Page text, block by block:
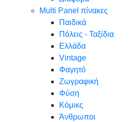
Multi Panel πίνακες
Παιδικά
Πόλεις - Ταξίδια
Ελλάδα
Vintage
Φαγητό
Ζωγραφική
Φύση
Κόμικς
Άνθρωποι